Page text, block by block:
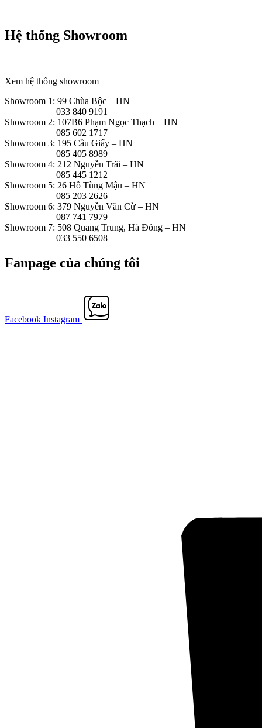
Hệ thống Showroom
Xem hệ thống showroom
Showroom 1: 99 Chùa Bộc – HN
033 840 9191
Showroom 2: 107B6 Phạm Ngọc Thạch – HN
085 602 1717
Showroom 3: 195 Cầu Giấy – HN
085 405 8989
Showroom 4: 212 Nguyễn Trãi – HN
085 445 1212
Showroom 5: 26 Hồ Tùng Mậu – HN
085 203 2626
Showroom 6: 379 Nguyễn Văn Cừ – HN
087 741 7979
Showroom 7: 508 Quang Trung, Hà Đông – HN
033 550 6508
Fanpage của chúng tôi
Facebook Instagram